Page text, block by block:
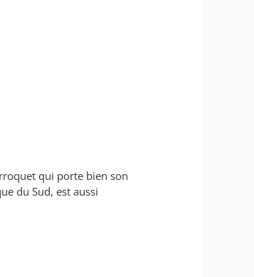
qui porte bien son
du Sud, est aussi